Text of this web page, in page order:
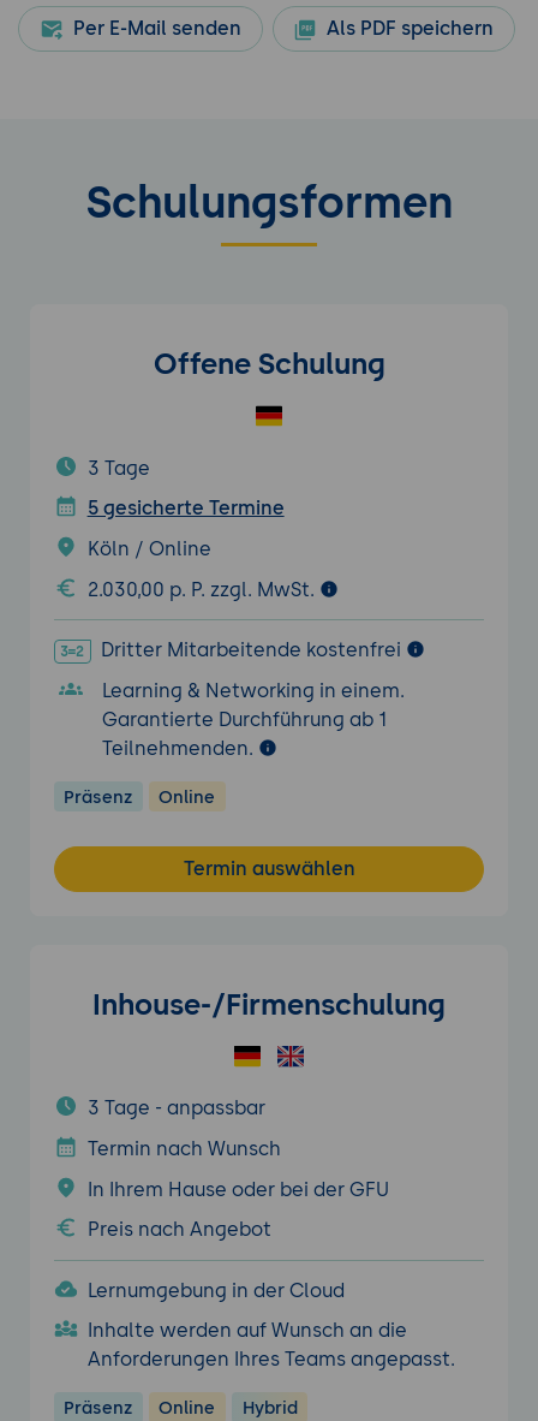
Per E-Mail senden Als PDF speichern
Schulungsformen
Offene Schulung
3 Tage
5 gesicherte Termine
Köln / Online
2.030,00 p. P. zzgl. MwSt.
Dritter Mitarbeitende kostenfrei
Learning & Networking in einem.
Garantierte Durchführung ab 1
Teilnehmenden.
Präsenz Online
Termin auswählen
Inhouse-/Firmenschulung
3 Tage - anpassbar
Termin nach Wunsch
In Ihrem Hause oder bei der GFU
Preis nach Angebot
Lernumgebung in der Cloud
Inhalte werden auf Wunsch an die
Anforderungen Ihres Teams angepasst.
Präsenz Online Hybrid